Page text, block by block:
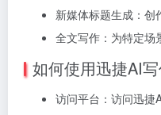
新媒体标题生成：创
全文写作：为特定场
如何使用迅捷AI
访问平台：访问迅捷